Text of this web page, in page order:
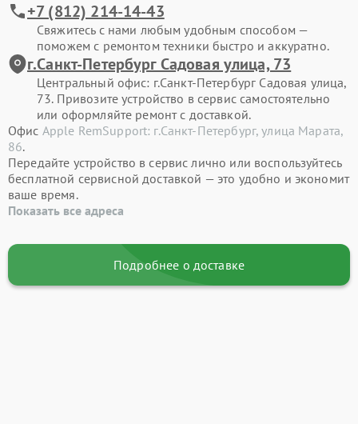
+7 (812) 214-14-43
Свяжитесь с нами любым удобным способом —
поможем с ремонтом техники быстро и аккуратно.
г.Санкт-Петербург Садовая улица, 73
Центральный офис: г.Санкт-Петербург Садовая улица,
73. Привозите устройство в сервис самостоятельно
или оформляйте ремонт с доставкой.
Офис Apple RemSupport: г.Санкт-Петербург, улица Марата,
86.
Передайте устройство в сервис лично или воспользуйтесь
бесплатной сервисной доставкой — это удобно и экономит
ваше время.
Показать все адреса
Подробнее о доставке